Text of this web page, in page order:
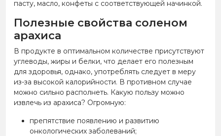
пасту, масло, конфеты с соответствующей начинкой.
Полезные свойства соленом
арахиса
В продукте в оптимальном количестве присутствуют
углеводы, жиры и белки, что делает его полезным
для здоровья, однако, употреблять следует в меру
из-за высокой калорийности. В противном случае
можно сильно располнеть. Какую пользу можно
извлечь из арахиса? Огромную:
препятствие появлению и развитию
онкологических заболеваний;